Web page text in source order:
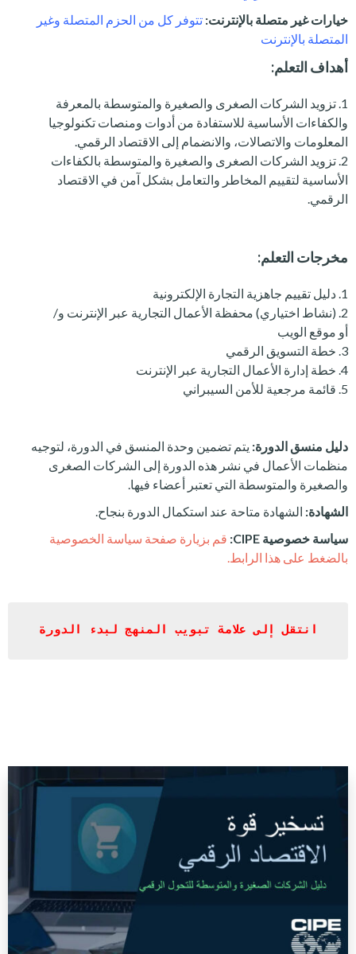
خيارات غير متصلة بالإنترنت: تتوفر كل من الحزم المتصلة وغير
المتصلة بالإنترنت
أهداف التعلم:
تزويد الشركات الصغرى والصغيرة والمتوسطة بالمعرفة
والكفاءات الأساسية للاستفادة من أدوات ومنصات تكنولوجيا
المعلومات والاتصالات، والانضمام إلى الاقتصاد الرقمي.
تزويد الشركات الصغرى والصغيرة والمتوسطة بالكفاءات
الأساسية لتقييم المخاطر والتعامل بشكل آمن في الاقتصاد
الرقمي.
مخرجات التعلم:
دليل تقييم جاهزية التجارة الإلكترونية
(نشاط اختياري) محفظة الأعمال التجارية عبر الإنترنت و/
أو موقع الويب
خطة التسويق الرقمي
خطة إدارة الأعمال التجارية عبر الإنترنت
قائمة مرجعية للأمن السيبراني
دليل منسق الدورة: يتم تضمين وحدة المنسق في الدورة، لتوجيه
منظمات الأعمال في نشر هذه الدورة إلى الشركات الصغرى
والصغيرة والمتوسطة التي تعتبر أعضاء فيها.
الشهادة: الشهادة متاحة عند استكمال الدورة بنجاح.
سياسة خصوصية CIPE:
قم بزيارة صفحة سياسة الخصوصية
بالضغط على هذا الرابط.
انتقل إلى علامة تبويب المنهج لبدء الدورة